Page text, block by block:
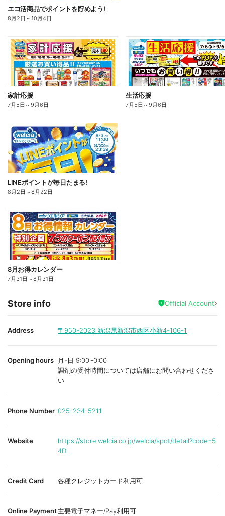
エコ活商品でポイントを貯めよう!
8月2日 ～10月4日
家計応援
7月5日 ～9月6日
生活応援
7月5日 ～9月6日
LINEポイントが毎日たまる!
8月2日 ～8月22日
8月お得カレンダー
7月31日 ～8月31日
Store info Official Account
Address 〒950-2023 新潟県新潟市西区小新4-106-1
Opening hours
月-日 9:00~0:00
調剤の受付時間については店舗にお問い合わせくださ
い
Phone Number 025-234-5211
Website
https://store.welcia.co.jp/welcia/spot/detail?code=5
4D
Credit Card 各種クレジットカード利用可
Online Payment主要電子マネー/Pay利用可